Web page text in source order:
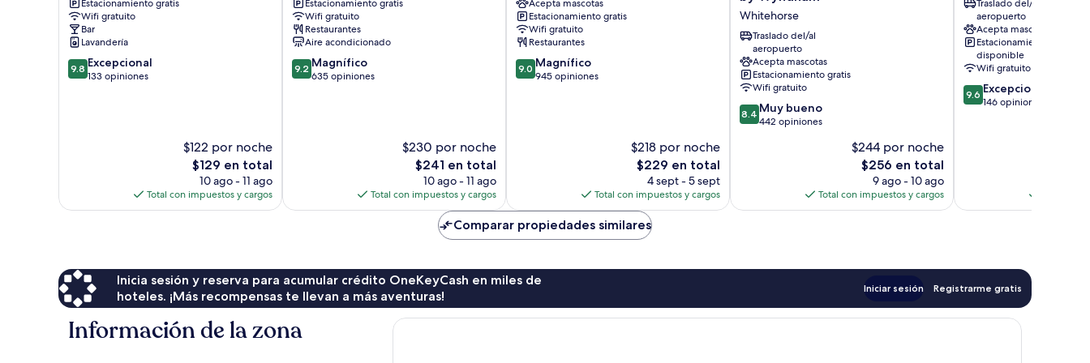
Estacionamiento gratis
Wifi gratuito
Bar
Lavandería
9.8
de
9.8 Excepcional
133 opiniones
$122 por noche
El
precio
actual
es
$129 en total
10 ago - 11 ago
Total con impuestos y cargos
Whitehorse
Estacionamiento gratis
Wifi gratuito
Restaurantes
Aire acondicionado
9.2
de
9.2 Magnífico
635 opiniones
$230 por noche
El
precio
actual
es
$241 en total
10 ago - 11 ago
Total con impuestos y cargos
Acepta mascotas
Estacionamiento gratis
Wifi gratuito
Restaurantes
9.0
de
9.0 Magnífico
945 opiniones
$218 por noche
El
precio
actual
es
de
$229
$229 en total
4 sept - 5 sept
Total con impuestos y cargos
Conference
Centre,
Trademark
Wyndham
Whitehorse
Whitehorse
Traslado del/al
aeropuerto
Acepta mascotas
Estacionamiento gratis
Wifi gratuito
8.4
de
8.4 Muy bueno
442 opiniones
$244 por noche
El
precio
actual
es
$256 en total
9 ago - 10 ago
Total con impuestos y cargos
WHITEHORSE
Traslado del/al
aeropuerto
Acepta mascotas
Estacionamiento
disponible
Wifi gratuito
9.6
de
9.6 Excepcional
146 opiniones
Comparar propiedades similares
Inicia sesión y reserva para acumular crédito OneKeyCash en miles de
hoteles. ¡Más recompensas te llevan a más aventuras!
Iniciar sesión Registrarme gratis
Información de la zona